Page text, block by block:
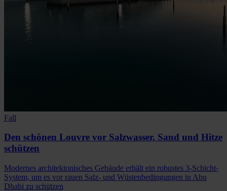
Fall
Den schönen Louvre vor Salzwasser, Sand und Hitze
schützen
Modernes architektonisches Gebäude erhält ein robustes 3-Schicht-
System, um es vor rauen Salz- und Wüstenbedingungen in Abu
Dhabi zu schützen